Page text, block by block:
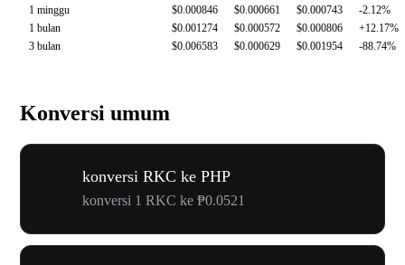
1 minggu
$0.000846 $0.000661 $0.000743
-2.12%
1 bulan
$0.001274 $0.000572 $0.000806
+12.17%
3 bulan
$0.006583 $0.000629 $0.001954 -88.74%
Konversi umum
konversi RKC ke PHP
konversi 1 RKC ke ₱0.0521